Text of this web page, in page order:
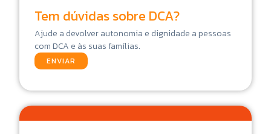
Tem dúvidas sobre DCA?
Ajude a devolver autonomia e dignidade a pessoas
com DCA e às suas famílias.
ENVIAR